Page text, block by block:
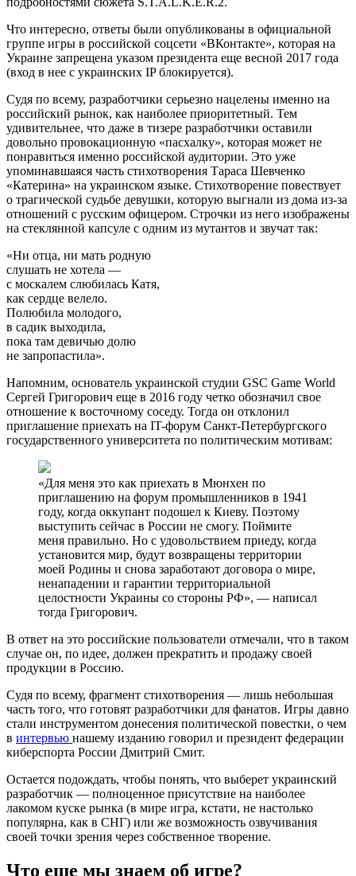
Что интересно, ответы были опубликованы в официальной
группе игры в российской соцсети «ВКонтакте», которая на
Украине запрещена указом президента еще весной 2017 года
(вход в нее с украинских IP блокируется).
Судя по всему, разработчики серьезно нацелены именно на
российский рынок, как наиболее приоритетный. Тем
удивительнее, что даже в тизере разработчики оставили
довольно провокационную «пасхалку», которая может не
понравиться именно российской аудитории. Это уже
упоминавшаяся часть стихотворения Тараса Шевченко
«Катерина» на украинском языке. Стихотворение повествует
о трагической судьбе девушки, которую выгнали из дома из-за
отношений с русским офицером. Строчки из него изображены
на стеклянной капсуле с одним из мутантов и звучат так:
«Ни отца, ни мать родную
слушать не хотела —
с москалем слюбилась Катя,
как сердце велело.
Полюбила молодого,
в садик выходила,
пока там девичью долю
не запропастила».
Напомним, основатель украинской студии GSC Game World
Сергей Григорович еще в 2016 году четко обозначил свое
отношение к восточному соседу. Тогда он отклонил
приглашение приехать на IT-форум Санкт-Петербургского
государственного университета по политическим мотивам:
«Для меня это как приехать в Мюнхен по
приглашению на форум промышленников в 1941
году, когда оккупант подошел к Киеву. Поэтому
выступить сейчас в России не смогу. Поймите
меня правильно. Но с удовольствием приеду, когда
установится мир, будут возвращены территории
моей Родины и снова заработают договора о мире,
ненападении и гарантии территориальной
целостности Украины со стороны РФ», — написал
тогда Григорович.
В ответ на это российские пользователи отмечали, что в таком
случае он, по идее, должен прекратить и продажу своей
продукции в Россию.
Судя по всему, фрагмент стихотворения — лишь небольшая
часть того, что готовят разработчики для фанатов. Игры давно
стали инструментом донесения политической повестки, о чем
в интервью нашему изданию говорил и президент федерации
киберспорта России Дмитрий Смит.
Остается подождать, чтобы понять, что выберет украинский
разработчик — полноценное присутствие на наиболее
лакомом куске рынка (в мире игра, кстати, не настолько
популярна, как в СНГ) или же возможность озвучивания
своей точки зрения через собственное творение.
Что еще мы знаем об игре?